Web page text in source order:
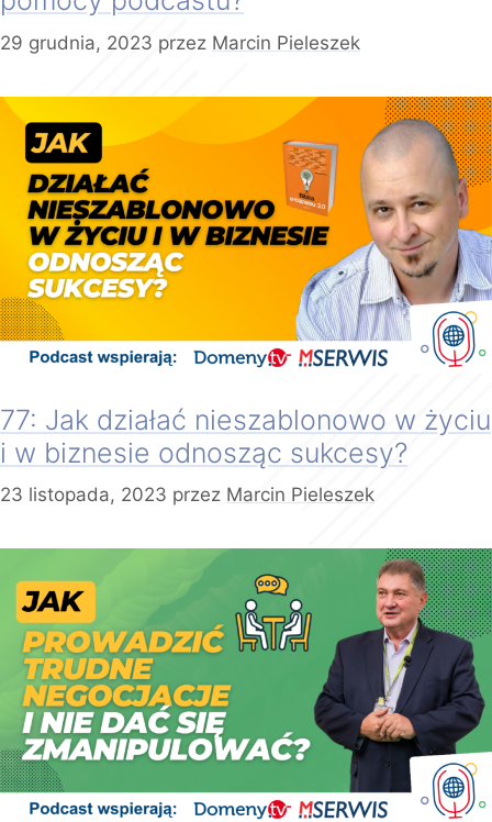
29 grudnia, 2023 przez Marcin Pieleszek
77: Jak działać nieszablonowo w życiu
i w biznesie odnosząc sukcesy?
23 listopada, 2023 przez Marcin Pieleszek